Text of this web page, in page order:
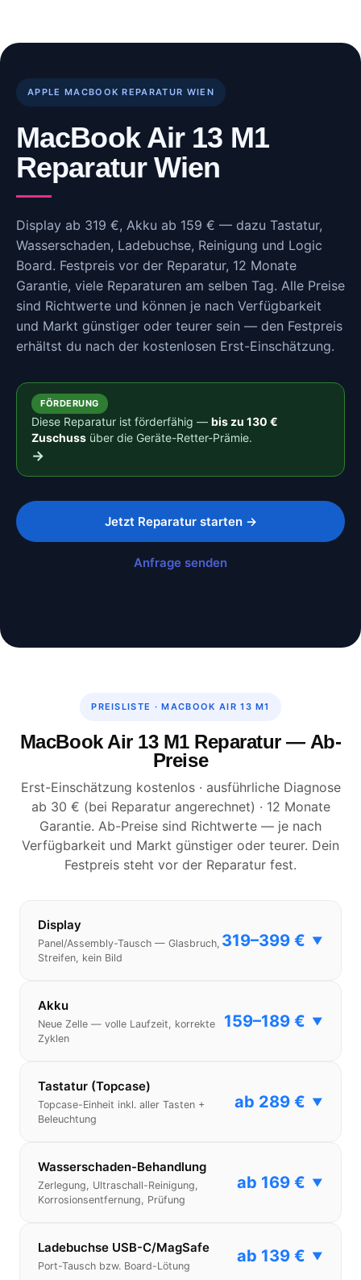
content
APPLE MACBOOK REPARATUR WIEN
MacBook Air 13 M1
Reparatur Wien
Display ab 319 €, Akku ab 159 € — dazu Tastatur,
Wasserschaden, Ladebuchse, Reinigung und Logic
Board. Festpreis vor der Reparatur, 12 Monate
Garantie, viele Reparaturen am selben Tag. Alle Preise
sind Richtwerte und können je nach Verfügbarkeit
und Markt günstiger oder teurer sein — den Festpreis
erhältst du nach der kostenlosen Erst-Einschätzung.
FÖRDERUNG
Diese Reparatur ist förderfähig — bis zu 130 €
Zuschuss über die Geräte-Retter-Prämie.
→
Jetzt Reparatur starten →
Anfrage senden
PREISLISTE · MACBOOK AIR 13 M1
MacBook Air 13 M1 Reparatur — Ab-
Preise
Erst-Einschätzung kostenlos · ausführliche Diagnose
ab 30 € (bei Reparatur angerechnet) · 12 Monate
Garantie. Ab-Preise sind Richtwerte — je nach
Verfügbarkeit und Markt günstiger oder teurer. Dein
Festpreis steht vor der Reparatur fest.
Display
Panel/Assembly-Tausch — Glasbruch,
Streifen, kein Bild
319–399 € ▼
Akku
Neue Zelle — volle Laufzeit, korrekte
Zyklen
159–189 € ▼
Tastatur (Topcase)
Topcase-Einheit inkl. aller Tasten +
Beleuchtung
ab 289 € ▼
Wasserschaden-Behandlung
Zerlegung, Ultraschall-Reinigung,
Korrosionsentfernung, Prüfung
ab 169 € ▼
Ladebuchse USB-C/MagSafe
Port-Tausch bzw. Board-Lötung
ab 139 € ▼